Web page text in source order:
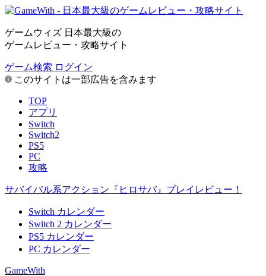
ゲームウィズ 日本最大級の
ゲームレビュー・攻略サイト
ゲーム検索 ログイン
このサイトは一部広告を含みます
TOP
アプリ
Switch
Switch2
PS5
PC
攻略
サバイバル系アクション『ヒロサバ』プレイレビュー！
Switch カレンダー
Switch 2 カレンダー
PS5 カレンダー
PC カレンダー
GameWith